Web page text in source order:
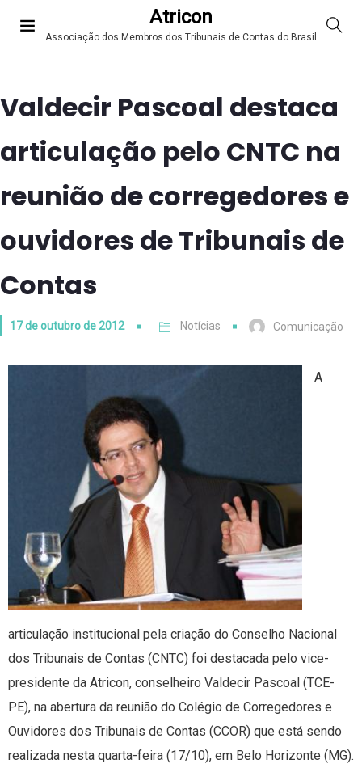
Atricon
Associação dos Membros dos Tribunais de Contas do Brasil
Valdecir Pascoal destaca
articulação pelo CNTC na
reunião de corregedores e
ouvidores de Tribunais de
Contas
17 de outubro de 2012 Notícias Comunicação
A
articulação institucional pela criação do Conselho Nacional
dos Tribunais de Contas (CNTC) foi destacada pelo vice-
presidente da Atricon, conselheiro Valdecir Pascoal (TCE-
PE), na abertura da reunião do Colégio de Corregedores e
Ouvidores dos Tribunais de Contas (CCOR) que está sendo
realizada nesta quarta-feira (17/10), em Belo Horizonte (MG).